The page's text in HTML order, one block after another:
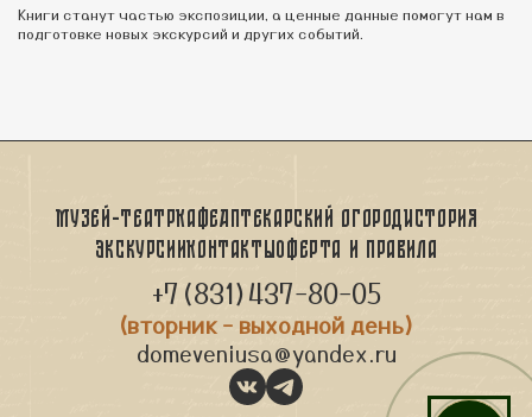
Книги станут частью экспозиции, а ценные данные помогут нам в
подготовке новых экскурсий и других событий.
Музей-театрКафеАптекарский огородИстория
ЭкскурсииКонтактыОферта и правила
+7(831)437-80-05
(вторник - выходной день)
domeveniusa@yandex.ru